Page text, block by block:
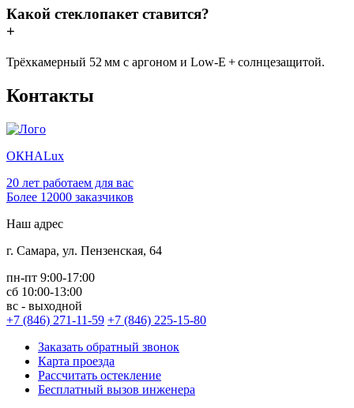
Какой стеклопакет ставится?
+
Трёхкамерный 52 мм с аргоном и Low‑E + солнцезащитой.
Контакты
ОКНАLux
20 лет работаем для вас
Более 12000 заказчиков
Наш адрес
г. Самара, ул. Пензенская, 64
пн-пт 9:00-17:00
сб 10:00-13:00
вс - выходной
+7 (846) 271-11-59 +7 (846) 225-15-80
Заказать обратный звонок
Карта проезда
Рассчитать остекление
Бесплатный вызов инженера